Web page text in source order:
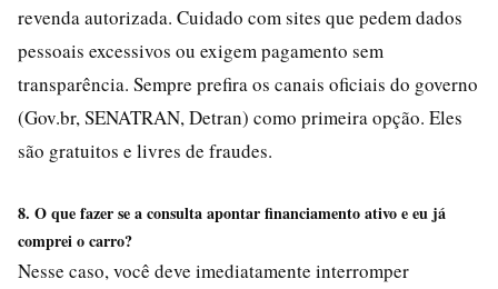
revenda autorizada. Cuidado com sites que pedem dados
pessoais excessivos ou exigem pagamento sem
transparência. Sempre prefira os canais oficiais do governo
(Gov.br, SENATRAN, Detran) como primeira opção. Eles
são gratuitos e livres de fraudes.
8. O que fazer se a consulta apontar financiamento ativo e eu já
comprei o carro?
Nesse caso, você deve imediatamente interromper